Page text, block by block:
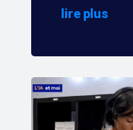
lire plus